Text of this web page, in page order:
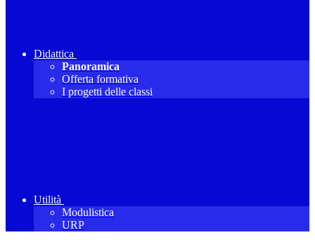
Didattica
Panoramica
Offerta formativa
I progetti delle classi
Utilità
Modulistica
URP